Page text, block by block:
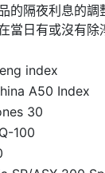
的隔夜利息的調
當日有或沒有除
index
A50 Index
30
100